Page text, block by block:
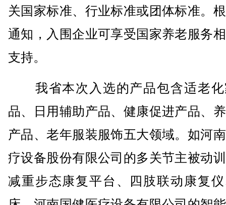
关国家标准、行业标准或团体标准。
通知，入围企业可享受国家养老服务
支持。
我省本次入选的产品包含适老化
品、日用辅助产品、健康促进产品、
产品、老年服装服饰五大领域。如河
疗设备股份有限公司的多关节主被动
减重步态康复平台、四肢联动康复